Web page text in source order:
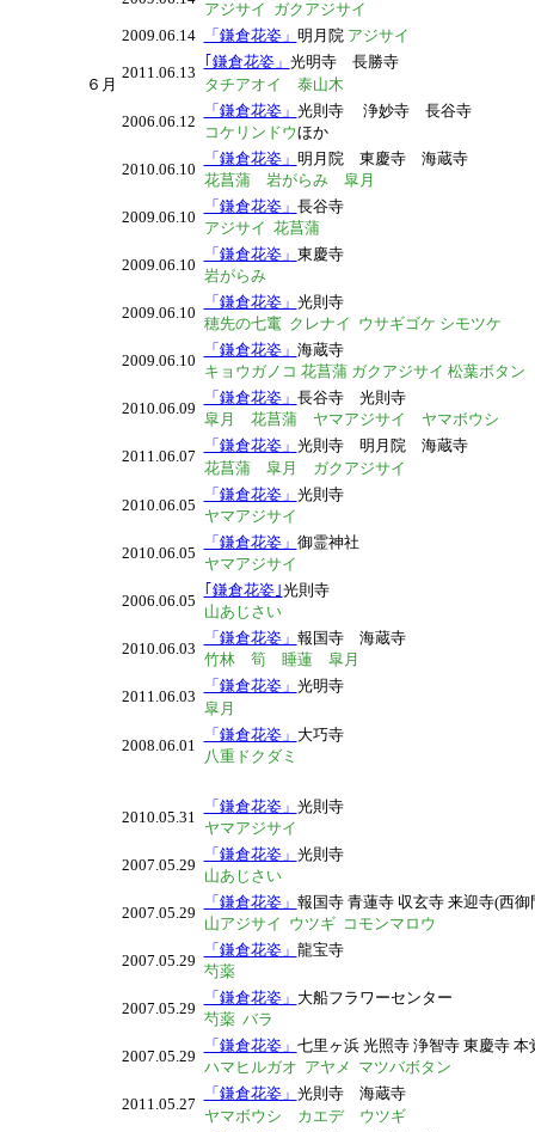
６月
アジサイ ガクアジサイ
2009.06.14
「鎌倉花姿」 明月院 アジサイ
2011.06.13
｢鎌倉花姿」 光明寺 長勝寺
タチアオイ 泰山木
2006.06.12
「鎌倉花姿」 光則寺浄妙寺 長谷寺
コケリンドウほか
2010.06.10
「鎌倉花姿」 明月院 東慶寺 海蔵寺
花菖蒲 岩がらみ 皐月
2009.06.10
「鎌倉花姿」 長谷寺
アジサイ 花菖蒲
2009.06.10
「鎌倉花姿」 東慶寺
岩がらみ
2009.06.10
「鎌倉花姿」 光則寺
穂先の七竃 クレナイ ウサギゴケ シモツケ
2009.06.10
「鎌倉花姿」 海蔵寺
キョウガノコ 花菖蒲 ガクアジサイ 松葉ボタン
2010.06.09
「鎌倉花姿」 長谷寺 光則寺
皐月 花菖蒲 ヤマアジサイ
ヤマボウシ
2011.06.07
「鎌倉花姿」 光則寺 明月院 海蔵寺
花菖蒲 皐月 ガクアジサイ
2010.06.05
「鎌倉花姿」 光則寺
ヤマアジサイ
2010.06.05
「鎌倉花姿」 御霊神社
ヤマアジサイ
2006.06.05
｢鎌倉花姿｣光則寺
山あじさい
2010.06.03
「鎌倉花姿」 報国寺 海蔵寺
竹林 筍 睡蓮 皐月
2011.06.03
「鎌倉花姿」 光明寺
皐月
2008.06.01
「鎌倉花姿」 大巧寺
八重ドクダミ
2010.05.31
「鎌倉花姿」 光則寺
ヤマアジサイ
2007.05.29
「鎌倉花姿」 光則寺
山あじさい
2007.05.29
「鎌倉花姿」 報国寺 青蓮寺 収玄寺 来迎寺(西御
山アジサイ ウツギ コモンマロウ
2007.05.29
「鎌倉花姿」 龍宝寺
芍薬
2007.05.29
「鎌倉花姿」 大船フラワーセンター
芍薬 バラ
2007.05.29
「鎌倉花姿」 七里ヶ浜 光照寺 浄智寺 東慶寺 本
ハマヒルガオ アヤメ マツバボタン
2011.05.27
「鎌倉花姿」 光則寺 海蔵寺
ヤマボウシ カエデ ウツギ